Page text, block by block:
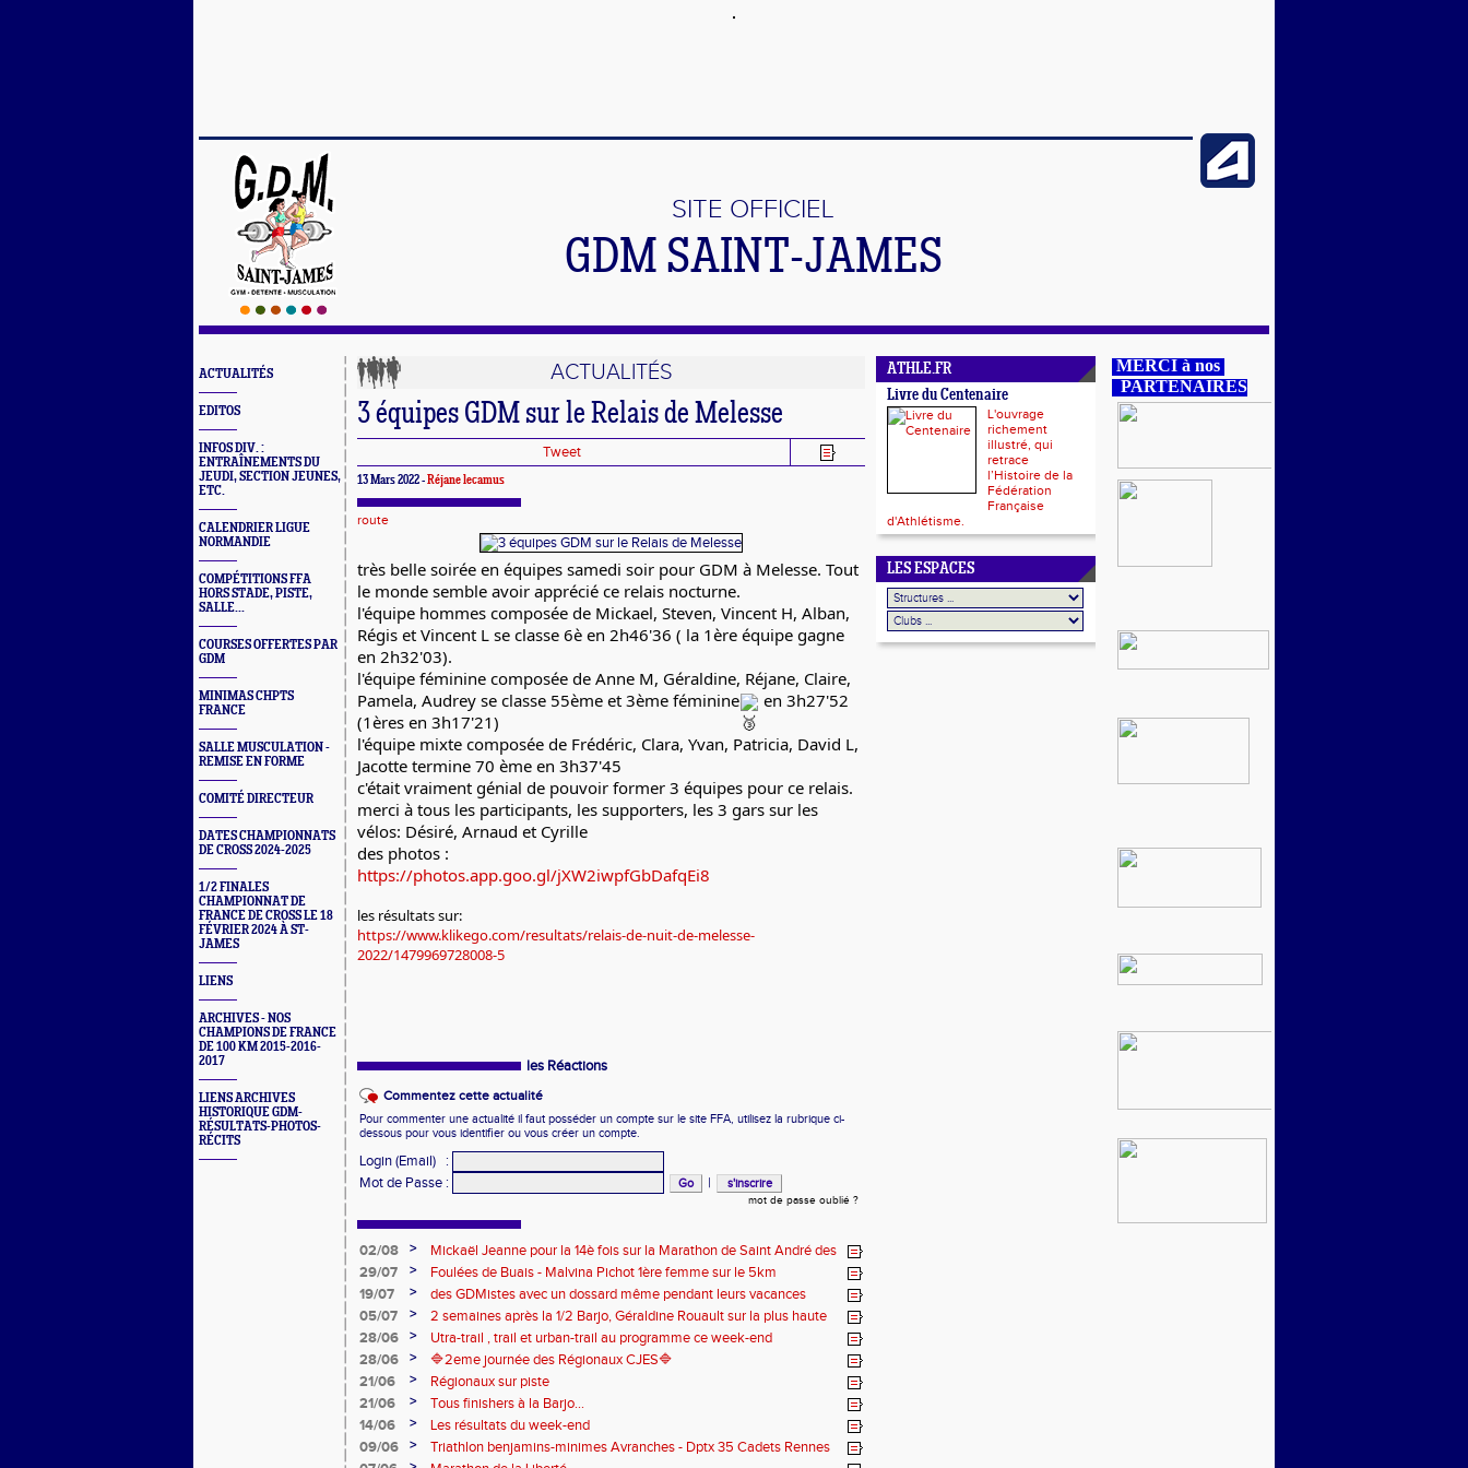
SITE OFFICIEL
GDM SAINT-JAMES
ACTUALITÉS
EDITOS
INFOS DIV. :
ENTRAÎNEMENTS DU
JEUDI, SECTION JEUNES,
ETC.
CALENDRIER LIGUE
NORMANDIE
COMPÉTITIONS FFA
HORS STADE, PISTE,
SALLE...
COURSES OFFERTES PAR
GDM
MINIMAS CHPTS
FRANCE
SALLE MUSCULATION -
REMISE EN FORME
COMITÉ DIRECTEUR
DATES CHAMPIONNATS
DE CROSS 2024-2025
1/2 FINALES
CHAMPIONNAT DE
FRANCE DE CROSS LE 18
FÉVRIER 2024 À ST-
JAMES
LIENS
ARCHIVES - NOS
CHAMPIONS DE FRANCE
DE 100 KM 2015-2016-
2017
LIENS ARCHIVES
HISTORIQUE GDM-
RÉSULTATS-PHOTOS-
RÉCITS
ACTUALITÉS
3 équipes GDM sur le Relais de Melesse
Tweet
13 Mars 2022 -Réjane lecamus
route
très belle soirée en équipes samedi soir pour GDM à Melesse. Tout
le monde semble avoir apprécié ce relais nocturne.
l'équipe hommes composée de Mickael, Steven, Vincent H, Alban,
Régis et Vincent L se classe 6è en 2h46'36 ( la 1ère équipe gagne
en 2h32'03).
l'équipe féminine composée de Anne M, Géraldine, Réjane, Claire,
Pamela, Audrey se classe 55ème et 3ème féminine
en 3h27'52
(1ères en 3h17'21)
l'équipe mixte composée de Frédéric, Clara, Yvan, Patricia, David L,
Jacotte termine 70 ème en 3h37'45
c'était vraiment génial de pouvoir former 3 équipes pour ce relais.
merci à tous les participants, les supporters, les 3 gars sur les
vélos: Désiré, Arnaud et Cyrille
des photos :
https://photos.app.goo.gl/jXW2iwpfGbDafqEi8
les résultats sur:
https://www.klikego.com/resultats/relais-de-nuit-de-melesse-
2022/1479969728008-5
les Réactions
Commentez cette actualité
Pour commenter une actualité il faut posséder un compte sur le site FFA, utilisez la rubrique ci-
dessous pour vous identifier ou vous créer un compte.
Login (Email)
:
Mot de Passe : |
mot de passe oublié ?
02/08 >
Mickaël Jeanne pour la 14è fois sur la Marathon de Saint André des
Eaux
29/07 >
Foulées de Buais - Malvina Pichot 1ère femme sur le 5km
19/07
>
des GDMistes avec un dossard même pendant leurs vacances
05/07
>
2 semaines après la 1/2 Barjo, Géraldine Rouault sur la plus haute
marche du podium du Trail de l'Ange Michel
28/06 >
Utra-trail , trail et urban-trail au programme ce week-end
28/06
>
🔷️2eme journée des Régionaux CJES🔷️
21/06
>
Régionaux sur piste
21/06
>
Tous finishers à la Barjo...
14/06
>
Les résultats du week-end
09/06
>
Triathlon benjamins-minimes Avranches - Dptx 35 Cadets Rennes
ATHLE.FR
Livre du Centenaire
L'ouvrage
richement
illustré, qui
retrace
l’Histoire de la
Fédération
Française
d'Athlétisme.
LES ESPACES
MERCI à nos
PARTENAIRES